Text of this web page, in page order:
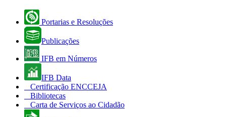
Portarias e Resoluções
Publicações
IFB em Números
IFB Data
Certificação ENCCEJA
Bibliotecas
Carta de Serviços ao Cidadão